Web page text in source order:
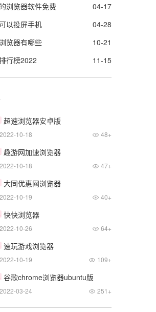
浏览器软件免费
04-17
以投屏手机
04-28
览器有哪些
10-21
行榜2022
11-15
超速浏览器安卓版
2022-10-18 48+
趣游网加速浏览器
2022-10-18 47+
大同优惠网浏览器
2022-10-19 40+
快快浏览器
2022-10-26 64+
速玩游戏浏览器
2022-10-19 109+
谷歌chrome浏览器ubuntu版
2022-03-24 251+